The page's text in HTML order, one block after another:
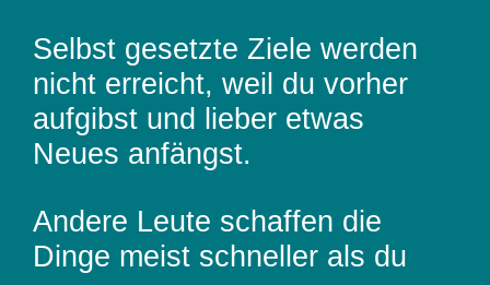
Selbst gesetzte Ziele werden
nicht erreicht, weil du vorher
aufgibst und lieber etwas
Neues anfängst.
Andere Leute schaffen die
Dinge meist schneller als du